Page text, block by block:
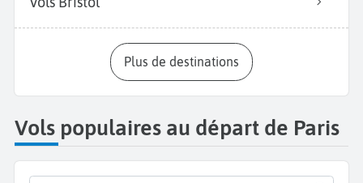
Plus de destinations
Vols populaires au départ de Paris